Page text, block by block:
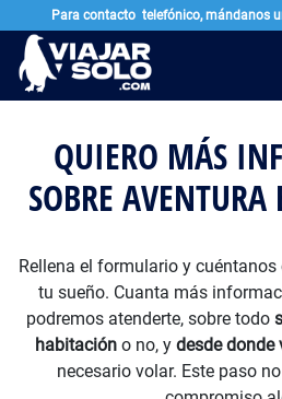
Ir al contenido principal
QUIERO MÁS
SOBRE
Rellena el formulario y
tu sueño. Cuanta más
podremos atenderte, sobre todo
habitación o no, y desde donde
necesario volar. Este paso
Para contacto telefónico, mándanos